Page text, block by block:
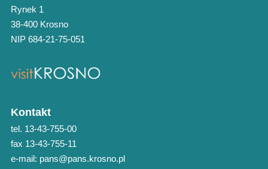
Rynek 1
38-400 Krosno
NIP 684-21-75-051
Kontakt
tel. 13-43-755-00
fax 13-43-755-11
e-mail: pans@pans.krosno.pl